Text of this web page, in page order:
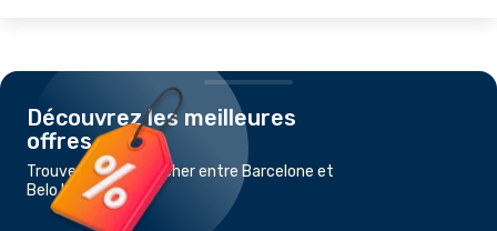
Découvrez les meilleures
offres
Trouvez un vol pas cher entre Barcelone et
Belo Horizonte